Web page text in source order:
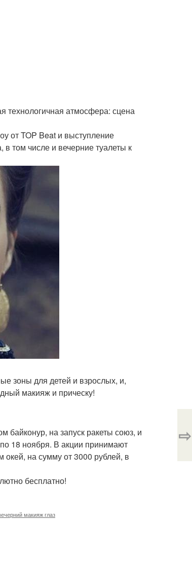
технологичная атмосфера: сцена
от TOP Beat и выступление
том числе и вечерние туалеты к
зоны для детей и взрослых, и,
макияж и прическу!
байконур, на запуск ракеты союз, и
18 ноября. В акции принимают
на сумму от 3000 рублей, в
бесплатно!
макияж глаз
⇨